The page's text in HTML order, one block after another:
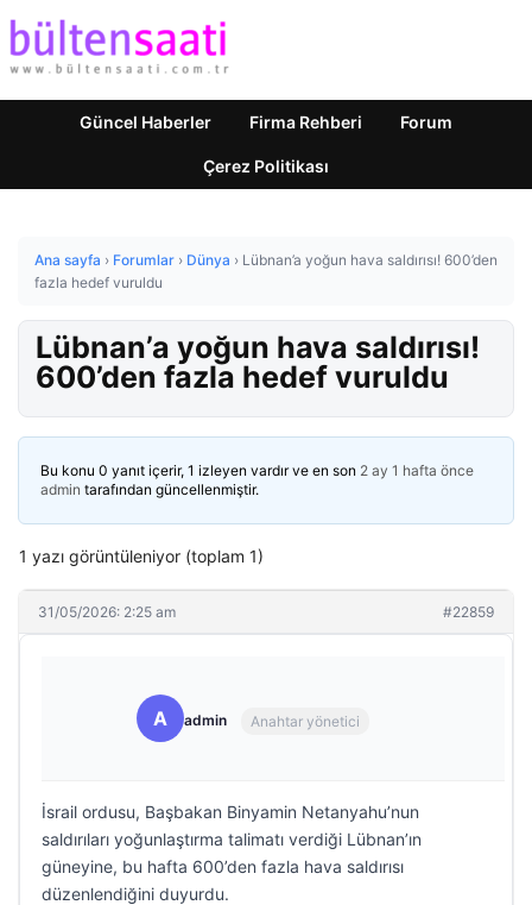
Güncel Haberler Firma Rehberi Forum
Çerez Politikası
Ana sayfa › Forumlar › Dünya › Lübnan’a yoğun hava saldırısı! 600’den
fazla hedef vuruldu
Lübnan’a yoğun hava saldırısı!
600’den fazla hedef vuruldu
Bu konu 0 yanıt içerir, 1 izleyen vardır ve en son 2 ay 1 hafta önce
admin tarafından güncellenmiştir.
1 yazı görüntüleniyor (toplam 1)
31/05/2026: 2:25 am #22859
A admin Anahtar yönetici
İsrail ordusu, Başbakan Binyamin Netanyahu’nun
saldırıları yoğunlaştırma talimatı verdiği Lübnan’ın
güneyine, bu hafta 600’den fazla hava saldırısı
düzenlendiğini duyurdu.